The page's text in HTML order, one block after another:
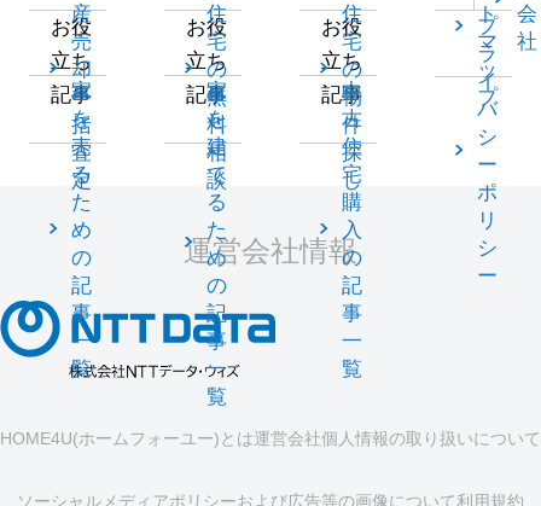
産
売
却
一
括
査
定
お役
立ち
記事
家
を
売
る
た
め
の
記
事
一
覧
住
宅
の
無
料
相
談
お役
立ち
記事
家
を
建
て
る
た
め
の
記
事
一
覧
住
宅
の
物
件
探
し
お役
立ち
記事
中
古
住
宅
購
入
の
記
事
一
覧
ト
マ
ッ
プ
会
社
プ
ラ
イ
バ
シ
ー
ポ
リ
シ
ー
運営会社情報
HOME4U(ホームフォーユー)とは運営会社個人情報の取り扱いについて
ソーシャルメディアポリシーおよび広告等の画像について利用規約